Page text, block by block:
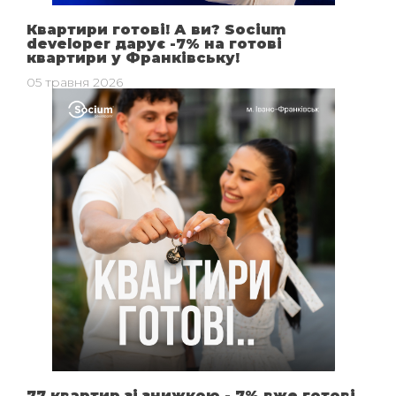
Квартири готові! А ви? Socium
developer дарує -7% на готові
квартири у Франківську!
05 травня 2026